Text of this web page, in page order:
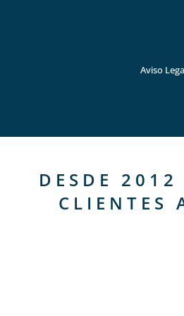
Aviso
DESDE 2012
CLIENTES